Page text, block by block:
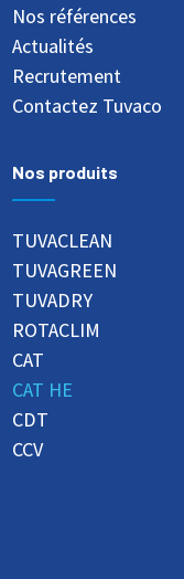
Nos références
Actualités
Recrutement
Contactez Tuvaco
Nos produits
TUVACLEAN
TUVAGREEN
TUVADRY
ROTACLIM
CAT
CAT HE
CDT
CCV